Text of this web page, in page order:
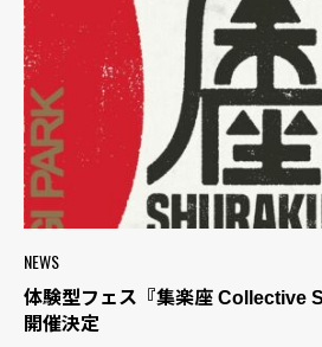
NEWS
体験型フェス『集楽座 Collective
開催決定